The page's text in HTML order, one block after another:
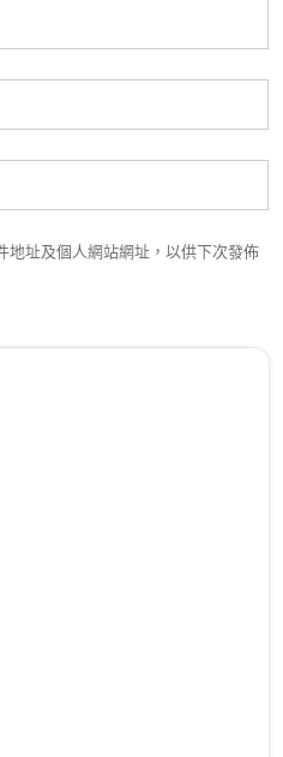
地址及個人網站網址，以供下次發佈